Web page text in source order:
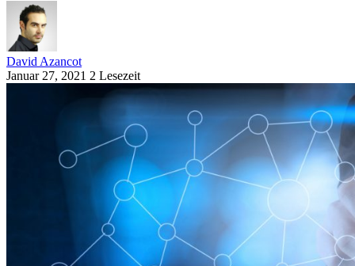
David Azancot
Januar 27, 2021 2 Lesezeit